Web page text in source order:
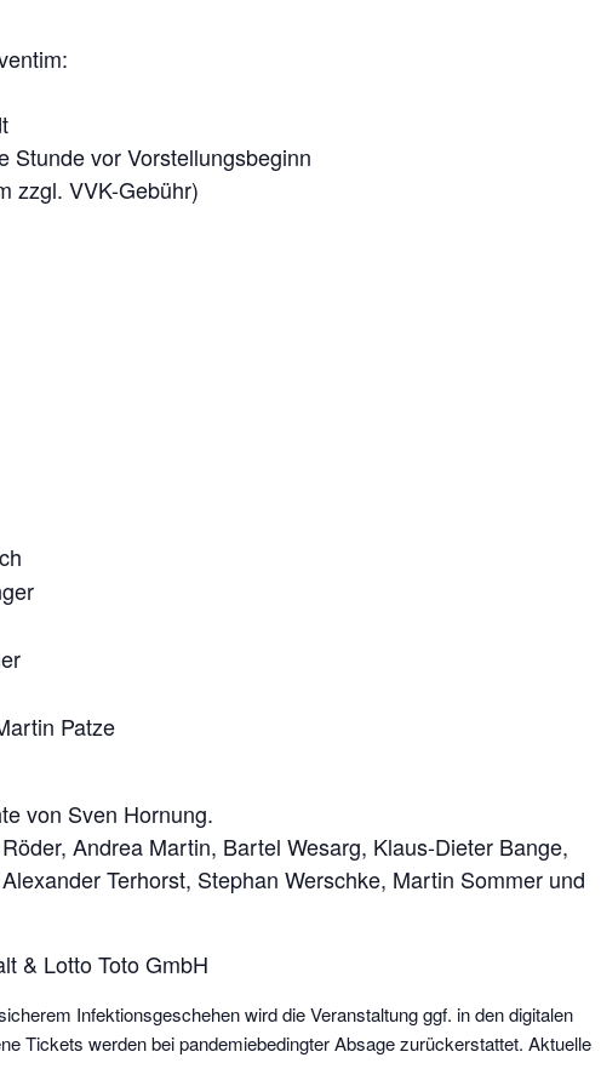
Stunde vor Vorstellungsbeginn
zzgl. VVK-Gebühr)
Patze
von Sven Hornung.
Andrea Martin, Bartel Wesarg, Klaus-Dieter Bange,
Terhorst, Stephan Werschke, Martin Sommer und
& Lotto Toto GmbH
Infektionsgeschehen wird die Veranstaltung ggf. in den digitalen
Tickets werden bei pandemiebedingter Absage zurückerstattet. Aktuelle